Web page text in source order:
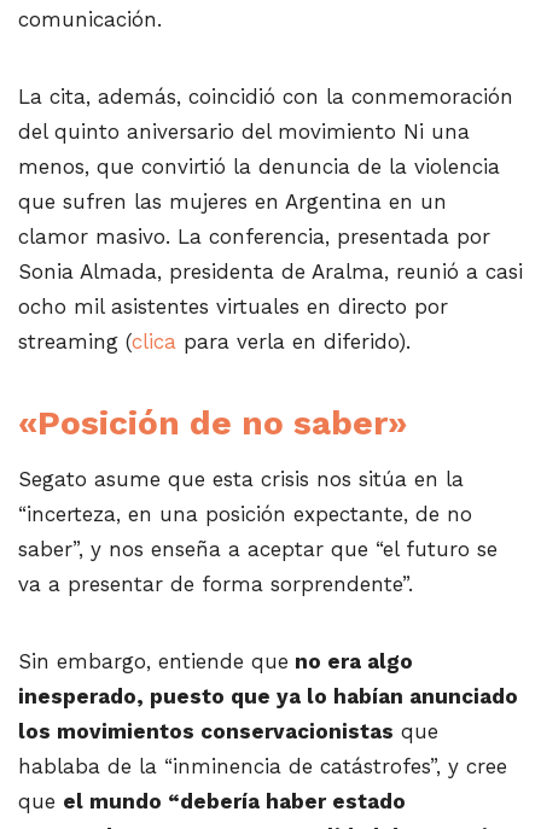
comunicación.
La cita, además, coincidió con la conmemoración
del quinto aniversario del movimiento Ni una
menos, que convirtió la denuncia de la violencia
que sufren las mujeres en Argentina en un
clamor masivo. La conferencia, presentada por
Sonia Almada, presidenta de Aralma, reunió a casi
ocho mil asistentes virtuales en directo por
streaming (clica para verla en diferido).
«Posición de no saber»
Segato asume que esta crisis nos sitúa en la
“incerteza, en una posición expectante, de no
saber”, y nos enseña a aceptar que “el futuro se
va a presentar de forma sorprendente”.
Sin embargo, entiende que no era algo
inesperado, puesto que ya lo habían anunciado
los movimientos conservacionistas que
hablaba de la “inminencia de catástrofes”, y cree
que el mundo “debería haber estado